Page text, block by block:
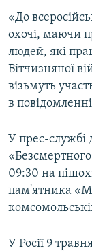
«До
охочі, маючи
людей, які
Вітчизняної
візьмуть
в
У прес-
09:30 на
пам'ятника
У Росії 9